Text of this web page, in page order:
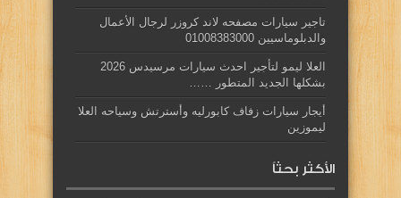
تاجير سيارات مصفحه لاند كروزر لرجال الأعمال
والدبلوماسيين 01008383000
العلا ليمو لتأجير احدث سيارات مرسيدس 2026
بشكلها الجديد المتطور ……
أيجار سيارات زفاف كابورليه وأسترتش وسياحه العلا
ليموزين
الأكثر بحثاً